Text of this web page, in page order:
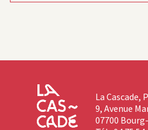
La Cascade,
9, Avenue
07700